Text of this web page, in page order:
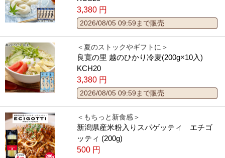
3,380 円
2026/08/05 09:59まで販売
＜夏のストックやギフトに＞
良寛の里 越のひかり冷麦(200g×10入)
KCH20
3,380 円
2026/08/05 09:59まで販売
＜もちっと新食感＞
新潟県産米粉入りスパゲッティ エチゴ
ッティ (200g)
500 円